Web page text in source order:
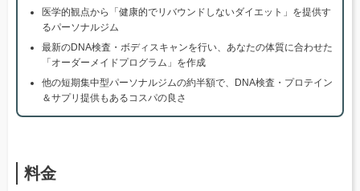
医学的観点から「健康的でリバウンドしないダイエット」を提供す
るパーソナルジム
最新のDNA検査・ボディスキャンを行い、あなたの体質に合わせた
「オーダーメイドプログラム」を作成
他の短期集中型パーソナルジムの約半額で、DNA検査・プロテイン
＆サプリ提供もあるコスパの良さ
料金